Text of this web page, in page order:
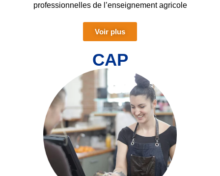
professionnelles de l’enseignement agricole
Voir plus
CAP